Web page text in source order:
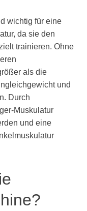
wichtig für eine
da sie den
trainieren. Ohne
als die
und
Durch
Muskulatur
und eine